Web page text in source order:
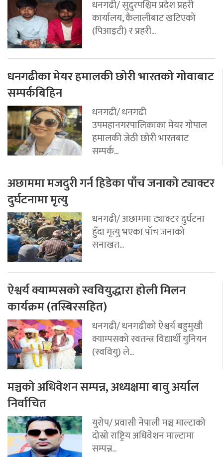
धनगढी/ सुदुरपश्चिम प्रदेश प्रहरी
कार्यालय, कैलालीबाट खटिएको
(पिआइटी) र प्रहरी...
धनगढीका मेयर हमालकी छोरी भारतको गोवाबाट
सम्पर्कबिहिन
धनगढी/ धनगढी
उपमहानगरपालिकाका मेयर गोपाल
हमालकी जेठी छोरी भारतबाट
सम्पर्क...
अछाममा मजदुरी गर्न हिडेका पाँच जनाको ट्याक्टर
दुर्घटनामा मृत्यु
धनगढी/ अछाममा ट्याक्टर दुर्घटना
हुँदा मृत्यु भएका पाँच जनाको
सनाखत...
ऐश्वर्य क्याम्पसको स्ववियुद्धारा होली मिलन
कार्यक्रम (तस्बिरसहित)
धनगढी/ धनगढीको ऐश्वर्य बहुमुखी
क्याम्पसको स्वतन्त्र विद्यार्थी युनियन
(स्ववियु) ले...
मञ्चको अधिवेशन सम्पन्न, अध्यक्षमा बावु अर्याल
निर्वाचित
युरोप/ प्रवासी नेपाली मञ्च माल्टाको
दोस्रो राष्ट्रिय अधिवेशन माल्टामा
सम्पन्न...